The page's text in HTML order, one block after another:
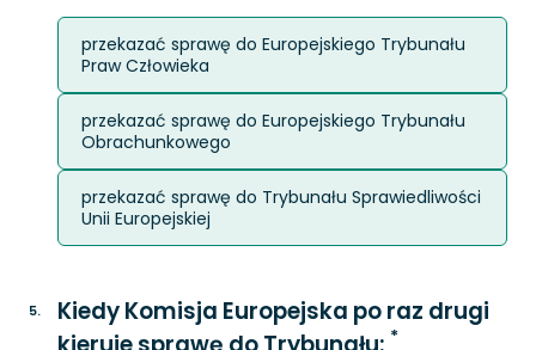
przekazać sprawę do Europejskiego Trybunału
Praw Człowieka
przekazać sprawę do Europejskiego Trybunału
Obrachunkowego
przekazać sprawę do Trybunału Sprawiedliwości
Unii Europejskiej
5.
Kiedy Komisja Europejska po raz drugi
*